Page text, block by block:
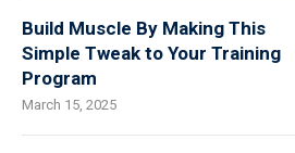
Build Muscle By Making This
Simple Tweak to Your Training
Program
March 15, 2025